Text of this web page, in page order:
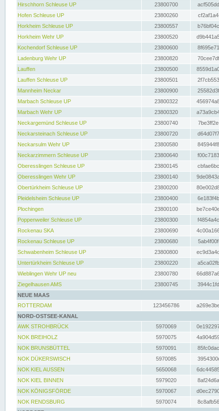
Hirschhorn Schleuse UP
23800700
Hofen Schleuse UP
23800260
Horkheim Schleuse UP
23800557
Horkheim Wehr UP
23800520
Kochendorf Schleuse UP
23800600
Ladenburg Wehr UP
23800820
Lauffen
23800500
Lauffen Schleuse UP
23800501
Mannheim Neckar
23800900
Marbach Schleuse UP
23800322
Marbach Wehr UP
23800320
Neckargemünd Schleuse UP
23800740
Neckarsteinach Schleuse UP
23800720
Neckarsulm Wehr UP
23800580
Neckarzimmern Schleuse UP
23800640
Oberesslingen Schleuse UP
23800145
Oberesslingen Wehr UP
23800140
Obertürkheim Schleuse UP
23800200
Pleidelsheim Schleuse UP
23800400
Plochingen
23800100
Poppenweiler Schleuse UP
23800300
Rockenau SKA
23800690
Rockenau Schleuse UP
23800680
Schwabenheim Schleuse UP
23800800
Untertürkheim Schleuse UP
23800220
Wieblingen Wehr UP neu
23800780
Ziegelhausen AMS
23800745
NEUE MAAS
ROTTERDAM
123456786
NORD-OSTSEE-KANAL
AWK STROHBRÜCK
5970069
NOK BREIHOLZ
5970075
NOK BRUNSBÜTTEL
5970091
NOK DÜKERSWISCH
5970085
NOK KIEL AUSSEN
5650068
NOK KIEL BINNEN
5979020
NOK KÖNIGSFÖRDE
5970067
NOK RENDSBURG
5970074